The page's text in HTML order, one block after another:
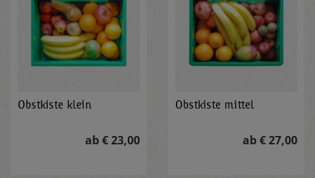
Obstkiste klein
ab € 23,00
Obstkiste mittel
ab € 27,00